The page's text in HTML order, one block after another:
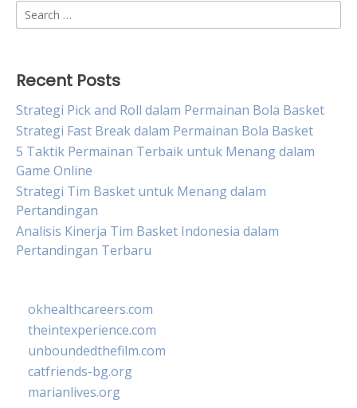
Search
for:
Recent Posts
Strategi Pick and Roll dalam Permainan Bola Basket
Strategi Fast Break dalam Permainan Bola Basket
5 Taktik Permainan Terbaik untuk Menang dalam
Game Online
Strategi Tim Basket untuk Menang dalam
Pertandingan
Analisis Kinerja Tim Basket Indonesia dalam
Pertandingan Terbaru
okhealthcareers.com
theintexperience.com
unboundedthefilm.com
catfriends-bg.org
marianlives.org